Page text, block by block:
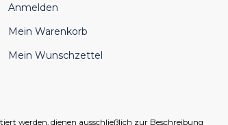
Anmelden
Mein Warenkorb
Mein Wunschzettel
werden, dienen ausschließlich zur Beschreibung